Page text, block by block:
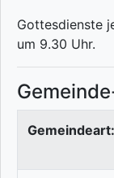
Gottesdienste
um 9.30 Uhr.
Gemeindeart: